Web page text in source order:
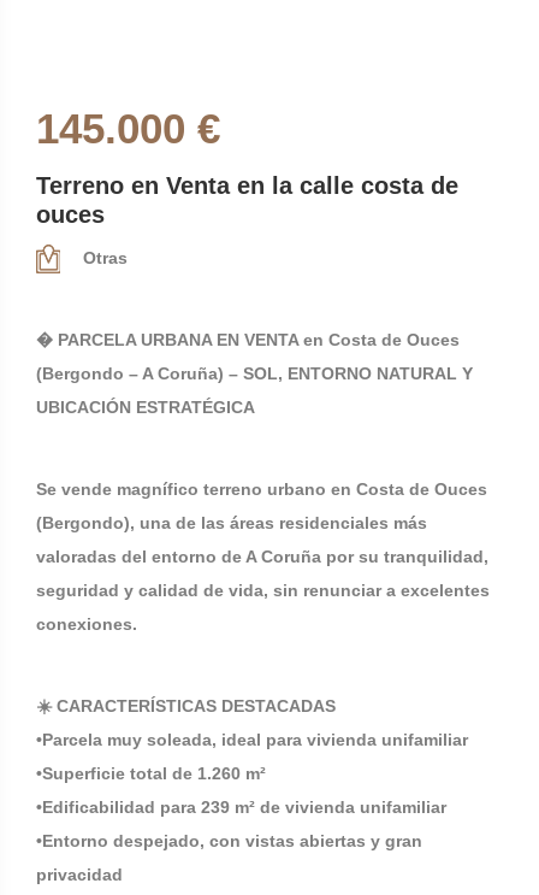
145.000 €
Terreno en Venta en la calle costa de
ouces
Otras
� PARCELA URBANA EN VENTA en Costa de Ouces
(Bergondo – A Coruña) – SOL, ENTORNO NATURAL Y
UBICACIÓN ESTRATÉGICA
Se vende magnífico terreno urbano en Costa de Ouces
(Bergondo), una de las áreas residenciales más
valoradas del entorno de A Coruña por su tranquilidad,
seguridad y calidad de vida, sin renunciar a excelentes
conexiones.
☀️ CARACTERÍSTICAS DESTACADAS
•Parcela muy soleada, ideal para vivienda unifamiliar
•Superficie total de 1.260 m²
•Edificabilidad para 239 m² de vivienda unifamiliar
•Entorno despejado, con vistas abiertas y gran
privacidad